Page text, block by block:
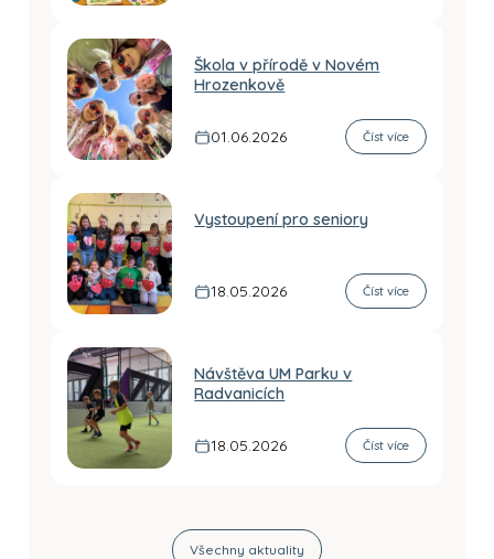
Škola v přírodě v Novém
Hrozenkově
01.06.2026 Číst více
Vystoupení pro seniory
18.05.2026 Číst více
Návštěva UM Parku v
Radvanicích
18.05.2026 Číst více
Všechny aktuality